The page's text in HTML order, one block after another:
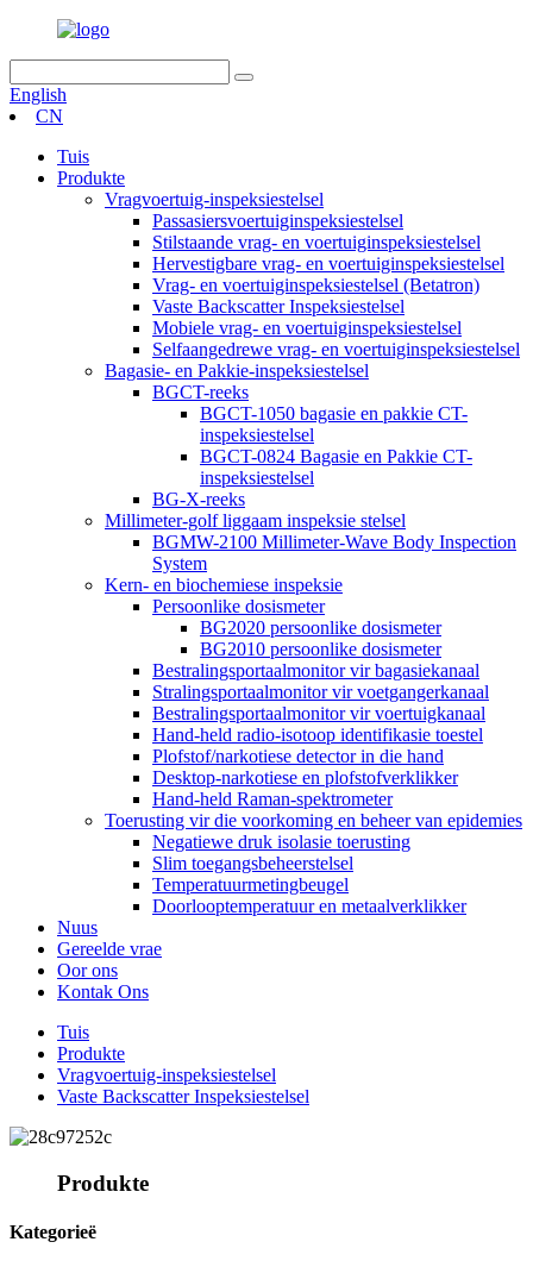
English
CN
Tuis
Produkte
Vragvoertuig-inspeksiestelsel
Passasiersvoertuiginspeksiestelsel
Stilstaande vrag- en voertuiginspeksiestelsel
Hervestigbare vrag- en voertuiginspeksiestelsel
Vrag- en voertuiginspeksiestelsel (Betatron)
Vaste Backscatter Inspeksiestelsel
Mobiele vrag- en voertuiginspeksiestelsel
Selfaangedrewe vrag- en voertuiginspeksiestelsel
Bagasie- en Pakkie-inspeksiestelsel
BGCT-reeks
BGCT-1050 bagasie en pakkie CT-
inspeksiestelsel
BGCT-0824 Bagasie en Pakkie CT-
inspeksiestelsel
BG-X-reeks
Millimeter-golf liggaam inspeksie stelsel
BGMW-2100 Millimeter-Wave Body Inspection
System
Kern- en biochemiese inspeksie
Persoonlike dosismeter
BG2020 persoonlike dosismeter
BG2010 persoonlike dosismeter
Bestralingsportaalmonitor vir bagasiekanaal
Stralingsportaalmonitor vir voetgangerkanaal
Bestralingsportaalmonitor vir voertuigkanaal
Hand-held radio-isotoop identifikasie toestel
Plofstof/narkotiese detector in die hand
Desktop-narkotiese en plofstofverklikker
Hand-held Raman-spektrometer
Toerusting vir die voorkoming en beheer van epidemies
Negatiewe druk isolasie toerusting
Slim toegangsbeheerstelsel
Temperatuurmetingbeugel
Doorlooptemperatuur en metaalverklikker
Nuus
Gereelde vrae
Oor ons
Kontak Ons
Tuis
Produkte
Vragvoertuig-inspeksiestelsel
Vaste Backscatter Inspeksiestelsel
Produkte
Kategorieë